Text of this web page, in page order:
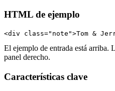
HTML de ejemplo
<div class="note">Tom &
El ejemplo de entrada está arriba.
panel derecho.
Características clave